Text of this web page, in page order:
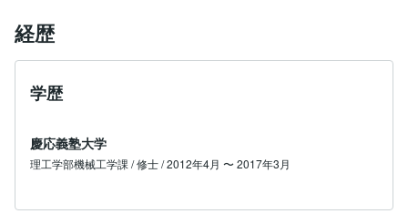
経歴
学歴
慶応義塾大学
理工学部機械工学課 / 修士 / 2012年4月 〜 2017年3月